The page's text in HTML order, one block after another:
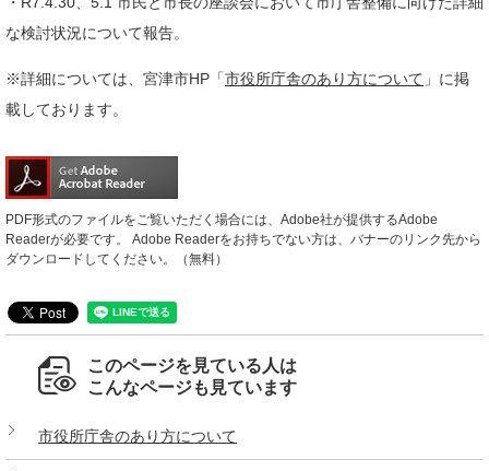
な検討状況について報告。
※詳細については、宮津市HP「市役所庁舎のあり方について 」に掲
載しております。
PDF形式のファイルをご覧いただく場合には、Adobe社が提供するAdobe
Readerが必要です。
Adobe Readerをお持ちでない方は、バナーのリンク先から
ダウンロードしてください。（無料）
このページを見ている人は
こんなページも見ています
市役所庁舎のあり方について